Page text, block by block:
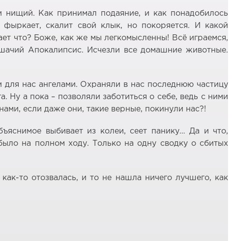
Как принимал подаяние, и как понадобилось
скалит свой клык, но покоряется. И какой
что? Боже, как же мы легкомысленны! Всё играемся,
Апокалипсис. Исчезли все домашние животные.
нас ангелами. Охраняли в нас последнюю частицу
а пока – позволяли заботиться о себе, ведь с ними
если даже они, такие верные, покинули нас?!
выбивает из колеи, сеет панику… Да и что,
на полном ходу. Только на одну сводку о сбитых
то отозвалась, и то не нашла ничего лучшего, как